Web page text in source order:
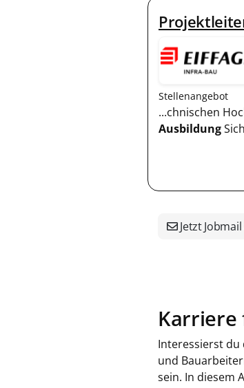
Stellenangebot
...chnischen
Ausbildung
Jetzt
Karriere
Interessierst du
und
sein. In diesem